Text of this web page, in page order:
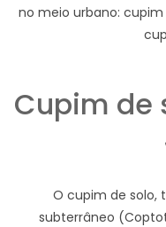
no meio urbano:
Cupim de
O cupim de
subterrâneo